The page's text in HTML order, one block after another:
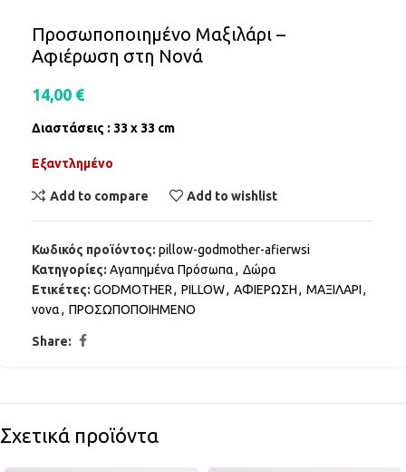
Προσωποποιημένο Μαξιλάρι –
Αφιέρωση στη Νονά
14,00 €
Διαστάσεις : 33 x 33 cm
Εξαντλημένο
Add to compare Add to wishlist
Κωδικός προϊόντος: pillow-godmother-afierwsi
Κατηγορίες: Αγαπημένα Πρόσωπα, Δώρα
Ετικέτες: GODMOTHER, PILLOW, ΑΦΙΕΡΩΣΗ, ΜΑΞΙΛΑΡΙ,
νονα, ΠΡΟΣΩΠΟΠΟΙΗΜΕΝΟ
Share:
Σχετικά προϊόντα